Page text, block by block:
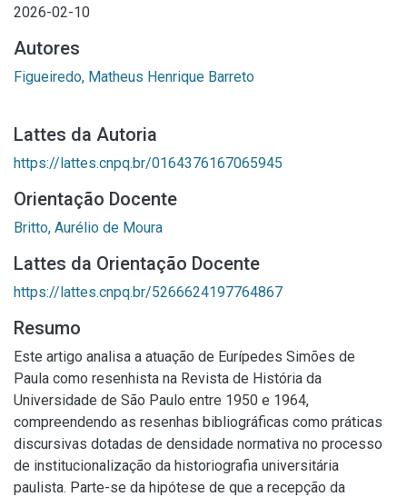
2026-02-10
Autores
Figueiredo, Matheus Henrique Barreto
Lattes da Autoria
https://lattes.cnpq.br/0164376167065945
Orientação Docente
Britto, Aurélio de Moura
Lattes da Orientação Docente
https://lattes.cnpq.br/5266624197764867
Resumo
Este artigo analisa a atuação de Eurípedes Simões de
Paula como resenhista na Revista de História da
Universidade de São Paulo entre 1950 e 1964,
compreendendo as resenhas bibliográficas como práticas
discursivas dotadas de densidade normativa no processo
de institucionalização da historiografia universitária
paulista. Parte-se da hipótese de que a recepção da